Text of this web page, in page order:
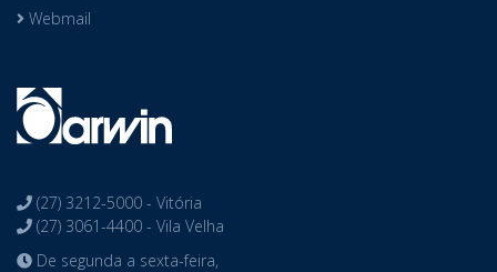
Webmail
(27) 3212-5000 - Vitória
(27) 3061-4400 - Vila Velha
De segunda a sexta-feira,